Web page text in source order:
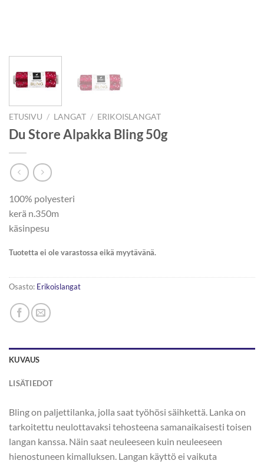
ETUSIVU / LANGAT / ERIKOISLANGAT
Du Store Alpakka Bling 50g
100% polyesteri
kerä n.350m
käsinpesu
Tuotetta ei ole varastossa eikä myytävänä.
Osasto: Erikoislangat
KUVAUS
LISÄTIEDOT
Bling on paljettilanka, jolla saat työhösi säihkettä. Lanka on
tarkoitettu neulottavaksi tehosteena samanaikaisesti toisen
langan kanssa. Näin saat neuleeseen kuin neuleeseen
hienostuneen kimalluksen. Langan käyttö ei vaikuta